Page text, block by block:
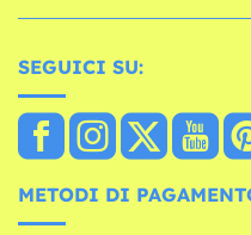
SEGUICI SU:
METODI DI